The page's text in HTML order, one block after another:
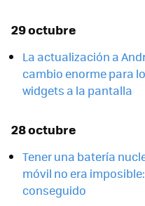
29 octubre
La actualización a
cambio enorme para
widgets a la pantalla
28 octubre
Tener una batería
móvil no era imposible:
conseguido